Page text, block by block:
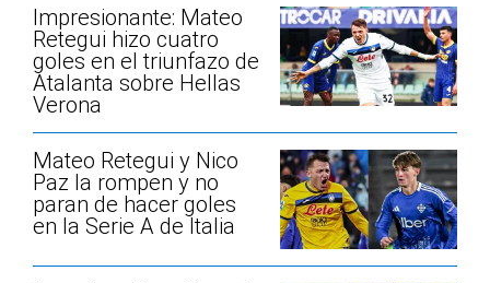
Impresionante: Mateo
Retegui hizo cuatro
goles en el triunfazo de
Atalanta sobre Hellas
Verona
Mateo Retegui y Nico
Paz la rompen y no
paran de hacer goles
en la Serie A de Italia